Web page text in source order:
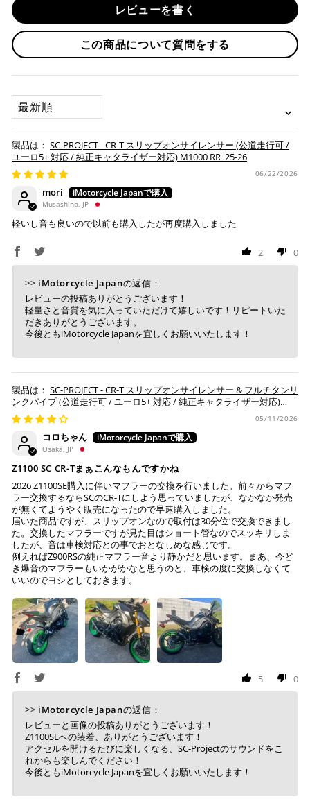
必ず商品ページの表と、車検証に記載の原動機の型式が
一致するか確認してください。
一致しない場合は車検非対応となります。
装着画像にございますカーボン製パイプヒートガードは
含まれません。
※ 分割払い、リボ払いは決済金額が税込10,000円以上の
場合のみご利用いただけます。
※ American Expressでの分割払いのご利用には、事前
す。
※ Diners Clubは分割払い非対応のため、一括払い・リ
ボ払いのみご利用頂けます。
※ 手数料、利息はご利用のカード会社の定めによります
ので、事前にご確認ください。
楽天ペイ
いつもの楽天IDとパスワードを使ってスムーズなお支払
いが可能です。
楽天ポイントが貯まる・使える！「簡単」「あんしん」
「お得」な楽天ペイをご利用ください。
Visa、Mastercard、JCBのみです。
キャッシュレス決済
上記キャッシュレス決済アカウントからご希望のお支払
い方法をご選択頂き、クリックするだけで簡単に支払い
が完了します。
※ ご利用には事前にPayPay、Apple Payの利用登録が
必要です。
コンビニ決済(事前決済)
上記コンビニでお支払い頂けます。
入金確認が取れ次第、商品を手配させて頂きます。
店内端末にて操作後、レジにてお支払いください。
※ 支払期限はご注文日より7日以内とさせて頂いてお
り、万が一過ぎてしまった場合は自動でご注文はキャン
セルとなります。
入金確認が完了いたしましたら即日発送いたします。
・お取り寄せ商品等を一緒にご注文の場合は、基本的にはお
取り寄せ商品が揃ってからの発送になります。別で発送をご
お取り寄せの場合
・商品ページの納期はあくまで目安になりますので、納期が
早まる場合もございます。
・運送状況や繁忙期の影響により遅れが生じる場合もござい
配送送料について
は、送料が無料となります。
配送会社について
ヤマト運輸になります。 配送会社の指定はできかねます。
レビューを書く
この商品について質問をする
SORT BY
SC-PROJECT - CR-T スリップオンサイレンサー (公道走行可 /
ユーロ5+ 対応 / 純正キャタライザー対応) M1000 RR '25-26
06/22/2026
mori
Musashino, JP
軽いし音も良いので以前も購入したが再度購入しました
2 0
>> iMotorcycle Japanの返信：
レビューの投稿ありがとうございます！
軽量さと音質を気に入っていただけて嬉しいです！リピートいた
だきありがとうございます。
今後ともiMotorcycle Japanを宜しくお願いいたします！
SC-PROJECT - CR-T スリップオンサイレンサー & フルチタンリ
ンクパイプ (公道走行可 / ユーロ5+ 対応 / 純正キャタライザー対応)
Z1100 / SE '26
05/11/2026
コロちゃん
Osaka, JP
Z1100 SC CR-Tまぁこんなもんですかね
2026 Z1100SE購入に伴いマフラーの交換を行いました。前々からマフ
ラー交換するならSCのCR-Tにしよう思っていましたが、なかなか発売
が無くてようやく販売になったので早速購入しました。
届いた商品ですが、スリップオンなので取付は30分位で交換できまし
た。交換したマフラーですが見た目はショート管なのでスッキリしま
したが、音は車検対応との事でおとなしめな感じです。
例えればZ900RSの純正マフラー音より静かだと思います。まあ、今ど
き爆音のマフラーもいかがかなと思うのと、車検の度に交換しなくて
いいのでヨシとしておきます。
5 0
>> iMotorcycle Japanの返信：
レビューと画像の投稿ありがとうございます！
Z1100SEへの装着、ありがとうございます！
アクセルを開けるたびに楽しくなる、SC-Projectのサウンドをこ
れからも楽しんでください！
今後ともiMotorcycle Japanを宜しくお願いいたします！